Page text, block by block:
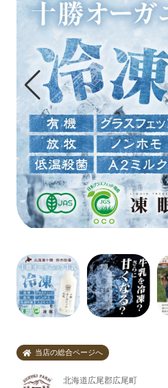
当店の総合ページへ
北海道広尾郡広尾町